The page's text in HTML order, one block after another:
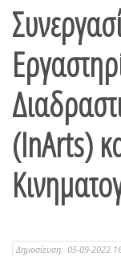
(InArts)
Δημοσίευση: 05-09-2022